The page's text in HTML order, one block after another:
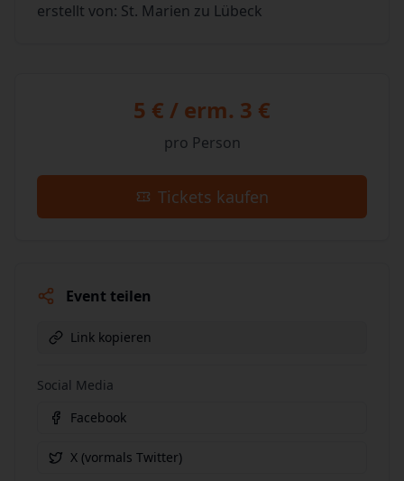
erstellt von: St. Marien zu Lübeck
5 € / erm. 3 €
pro Person
Tickets kaufen
Event teilen
Link kopieren
Social Media
Facebook
X (vormals Twitter)